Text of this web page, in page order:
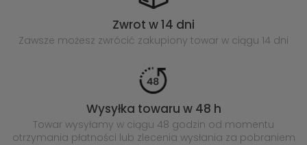
Zwrot w 14 dni
Zawsze możesz zwrócić zakupiony towar w ciągu 14 dni
Wysyłka towaru w 48 h
Towar wysyłamy w ciągu 48 godzin od momentu
otrzymania płatności lub zlecenia wysłania za pobraniem